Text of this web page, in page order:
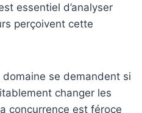
essentiel d’analyser
perçoivent cette
se demandent si
changer les
concurrence est féroce